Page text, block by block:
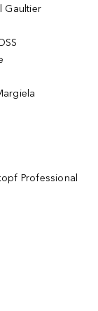
Gaultier
Professional